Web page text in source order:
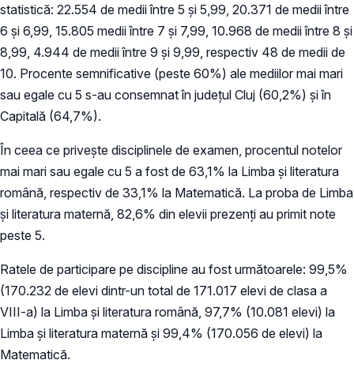
statistică: 22.554 de medii între 5 şi 5,99, 20.371 de medii între
6 şi 6,99, 15.805 medii între 7 şi 7,99, 10.968 de medii între 8 şi
8,99, 4.944 de medii între 9 şi 9,99, respectiv 48 de medii de
10. Procente semnificative (peste 60%) ale mediilor mai mari
sau egale cu 5 s-au consemnat în județul Cluj (60,2%) și în
Capitală (64,7%).
În ceea ce priveşte disciplinele de examen, procentul notelor
mai mari sau egale cu 5 a fost de 63,1% la Limba şi literatura
română, respectiv de 33,1% la Matematică. La proba de Limba
şi literatura maternă, 82,6% din elevii prezenți au primit note
peste 5.
Ratele de participare pe discipline au fost următoarele: 99,5%
(170.232 de elevi dintr-un total de 171.017 elevi de clasa a
VIII-a) la Limba și literatura română, 97,7% (10.081 elevi) la
Limba și literatura maternă și 99,4% (170.056 de elevi) la
Matematică.